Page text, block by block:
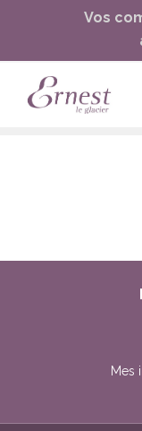
Vos
Accueil
Mes